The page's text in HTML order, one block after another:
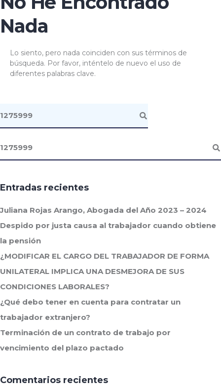
Nada
Lo siento, pero nada coinciden con sus términos de
búsqueda. Por favor, inténtelo de nuevo el uso de
diferentes palabras clave.
Entradas recientes
Juliana Rojas Arango, Abogada del Año 2023 – 2024
Despido por justa causa al trabajador cuando obtiene
la pensión
¿MODIFICAR EL CARGO DEL TRABAJADOR DE FORMA
UNILATERAL IMPLICA UNA DESMEJORA DE SUS
CONDICIONES LABORALES?
¿Qué debo tener en cuenta para contratar un
trabajador extranjero?
Terminación de un contrato de trabajo por
vencimiento del plazo pactado
Comentarios recientes